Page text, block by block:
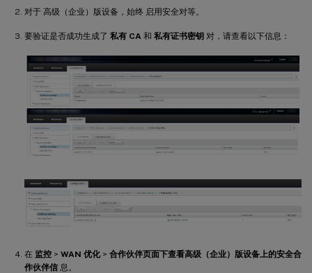
对于 高级（企业）版设备，始终 启用安全对等。
要验证是否成功生成了 私有 CA 和 私有证书密钥 对，请查看以下信息：
在 监控 > WAN 优化> 合作伙伴页面下查看高级（企业）版设备上的安全合
作伙伴信 息。